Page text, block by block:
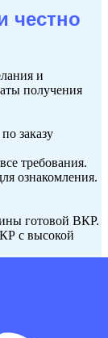
честно
и
получения
заказу
требования.
ознакомления.
готовой ВКР.
с высокой